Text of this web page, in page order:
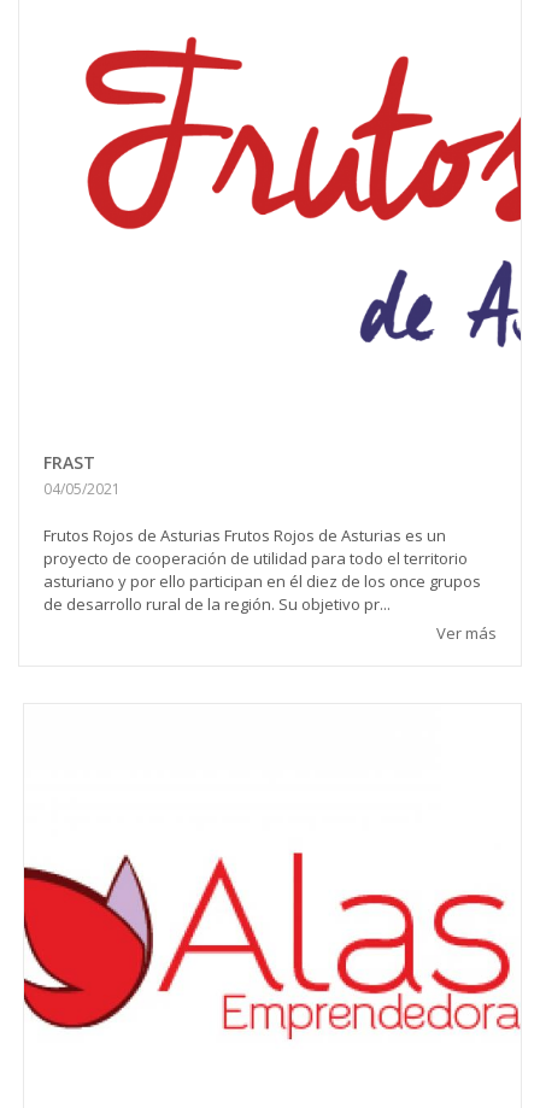
FRAST
04/05/2021
Frutos Rojos de Asturias Frutos Rojos de Asturias es un
proyecto de cooperación de utilidad para todo el territorio
asturiano y por ello participan en él diez de los once grupos
de desarrollo rural de la región. Su objetivo pr...
Ver más